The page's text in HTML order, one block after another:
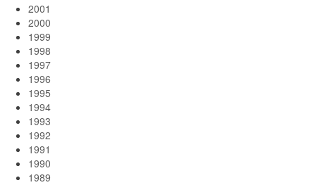
2001
2000
1999
1998
1997
1996
1995
1994
1993
1992
1991
1990
1989